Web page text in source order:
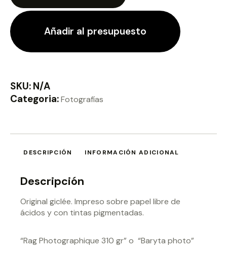
Añadir al presupuesto
SKU: N/A
Categoria:Fotografías
DESCRIPCIÓN INFORMACIÓN ADICIONAL
Descripción
Original giclée. Impreso sobre papel libre de
ácidos y con tintas pigmentadas.
“Rag Photographique 310 gr” o “Baryta photo”